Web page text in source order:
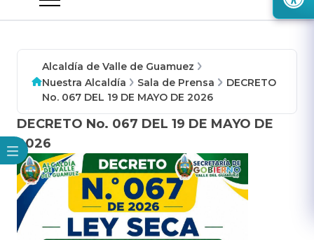
Alcaldía de Valle de Guamuez
Nuestra Alcaldía
Sala de Prensa
DECRETO
No. 067 DEL 19 DE MAYO DE 2026
DECRETO No. 067 DEL 19 DE MAYO DE
2026